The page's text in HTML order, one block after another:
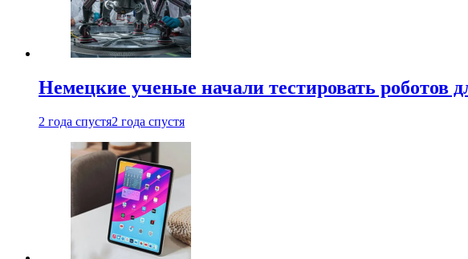
Немецкие ученые начали тестировать роботов
2 года спустя2 года спустя